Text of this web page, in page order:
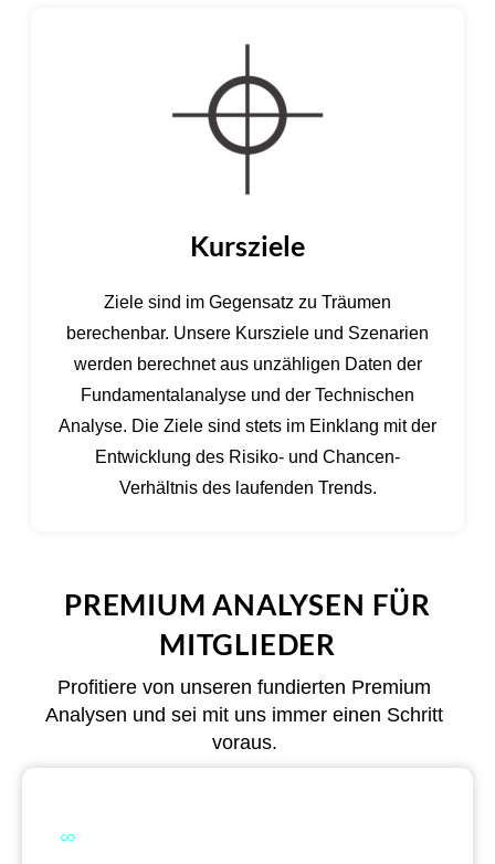
Kursziele
Ziele sind im Gegensatz zu Träumen
berechenbar. Unsere Kursziele und Szenarien
werden berechnet aus unzähligen Daten der
Fundamentalanalyse und der Technischen
Analyse. Die Ziele sind stets im Einklang mit der
Entwicklung des Risiko- und Chancen-
Verhältnis des laufenden Trends.
PREMIUM ANALYSEN FÜR
MITGLIEDER
Profitiere von unseren fundierten Premium
Analysen und sei mit uns immer einen Schritt
voraus.